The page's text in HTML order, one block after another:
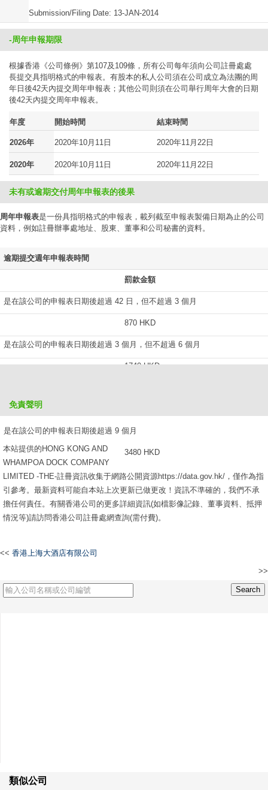
Submission/Filing Date: 13-JAN-2014
-周年申報期限
根據香港《公司條例》第107及109條，所有公司每年須向公司註冊處處
長提交具指明格式的申報表。有股本的私人公司須在公司成立為法團的周
年日後42天內提交周年申報表；其他公司則須在公司舉行周年大會的日期
後42天內提交周年申報表。
年度 開始時間 結束時間
2026年 2020年10月11日 2020年11月22日
2020年 2020年10月11日 2020年11月22日
未有或逾期交付周年申報表的後果
周年申報表是一份具指明格式的申報表，載列截至申報表製備日期為止的公司
資料，例如註冊辦事處地址、股東、董事和公司秘書的資料。
逾期提交週年申報表時間
罰款金額
是在該公司的申報表日期後超過 42 日，但不超過 3 個月
870 HKD
是在該公司的申報表日期後超過 3 個月，但不超過 6 個月
1740 HKD
是在該公司的申報表日期後超過 9 個月
3480 HKD
免責聲明
本站提供的HONG KONG AND
WHAMPOA DOCK COMPANY
LIMITED -THE-註冊資訊收集于網路公開資源https://data.gov.hk/，僅作為指
引參考。最新資料可能自本站上次更新已做更改！資訊不準確的，我們不承
擔任何責任。有關香港公司的更多詳細資訊(如檔影像記錄、董事資料、抵押
情況等)請訪問香港公司註冊處網查詢(需付費)。
<< 香港上海大酒店有限公司
>>
類似公司